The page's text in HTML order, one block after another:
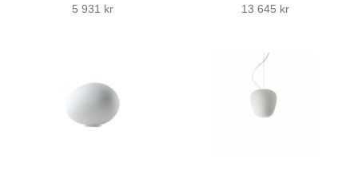
5 931 kr
13 645 kr